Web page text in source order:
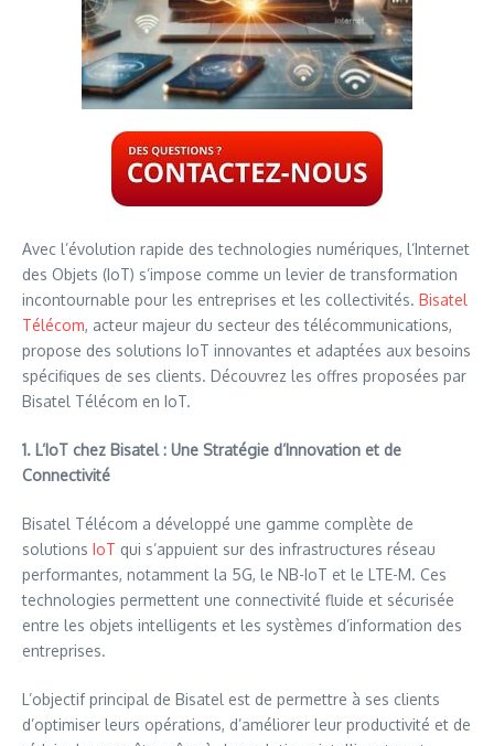
Avec l’évolution rapide des technologies numériques, l’Internet
des Objets (IoT) s’impose comme un levier de transformation
incontournable pour les entreprises et les collectivités. Bisatel
Télécom, acteur majeur du secteur des télécommunications,
propose des solutions IoT innovantes et adaptées aux besoins
spécifiques de ses clients. Découvrez les offres proposées par
Bisatel Télécom en IoT.
1. L’IoT chez Bisatel : Une Stratégie d’Innovation et de
Connectivité
Bisatel Télécom a développé une gamme complète de
solutions IoT qui s’appuient sur des infrastructures réseau
performantes, notamment la 5G, le NB-IoT et le LTE-M. Ces
technologies permettent une connectivité fluide et sécurisée
entre les objets intelligents et les systèmes d’information des
entreprises.
L’objectif principal de Bisatel est de permettre à ses clients
d’optimiser leurs opérations, d’améliorer leur productivité et de